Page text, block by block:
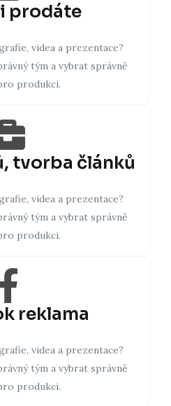
prodáte
videa a prezentace?
tým a vybrat správně
produkci.
tvorba článků
videa a prezentace?
tým a vybrat správně
produkci.
reklama
videa a prezentace?
tým a vybrat správně
produkci.